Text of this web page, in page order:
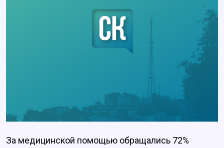
За медицинской помощью обращались 72%